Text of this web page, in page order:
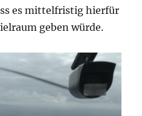
es mittelfristig hierfür
geben würde.